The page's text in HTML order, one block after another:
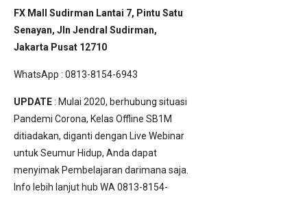
FX Mall Sudirman Lantai 7, Pintu Satu
Senayan, Jln Jendral Sudirman,
Jakarta Pusat 12710
WhatsApp : 0813-8154-6943
UPDATE: Mulai 2020, berhubung situasi
Pandemi Corona, Kelas Offline SB1M
ditiadakan, diganti dengan Live Webinar
untuk Seumur Hidup, Anda dapat
menyimak Pembelajaran darimana saja.
Info lebih lanjut hub WA 0813-8154-